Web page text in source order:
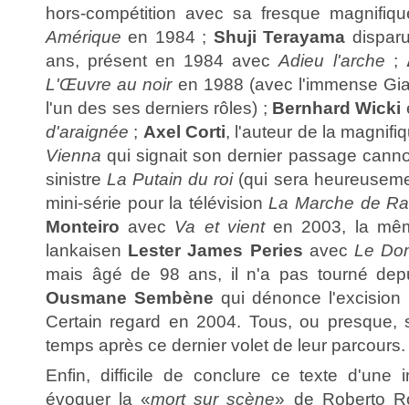
hors-compétition avec sa fresque
Amérique en 1984 ; Shuji Terayama
ans, présent en 1984 avecAdieu l'arche ;
L'Œuvre au noiren 1988 (avec l'immense
l'un des ses derniers rôles) ; Bernhard Wicki
d'araignée ; Axel Corti, l'auteur de la
Vienna qui signait son dernier passage
sinistreLa Putain du roi(qui sera
mini-série pour la télévisionLa Marche de
Monteiro avec Va et vienten 2003, la
lankaisen Lester James Peries avecLe
mais âgé de 98 ans, il n'a pas tourné
Ousmane Sembène qui dénonce
Certain regard en 2004. Tous, ou presque,
temps après ce dernier volet de leur parcours.
Enfin, difficile de conclure ce texte d'une
évoquer la «mort sur scène» de Roberto